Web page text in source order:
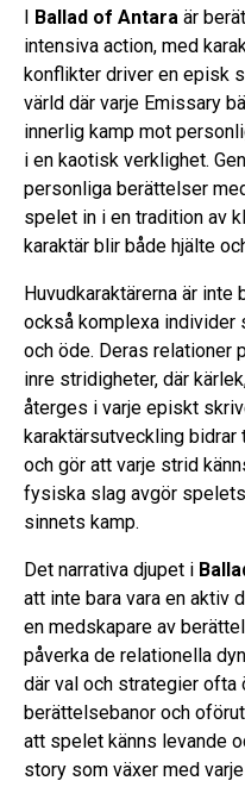
I Ballad of Antara är
intensiva action, med
konflikter driver en episk
värld där varje Emissary
innerlig kamp mot
i en kaotisk verklighet.
personliga berättelser
spelet in i en tradition av
karaktär blir både hjälte
Huvudkaraktärerna är inte
också komplexa
och öde. Deras relationer
inre stridigheter, där
återges i varje episkt
karaktärsutveckling
och gör att varje strid
fysiska slag avgör
sinnets kamp.
Det narrativa djupet i
att inte bara vara en aktiv
en medskapare av
påverka de relationella
där val och strategier ofta
berättelsebanor och
att spelet känns levande
story som växer med